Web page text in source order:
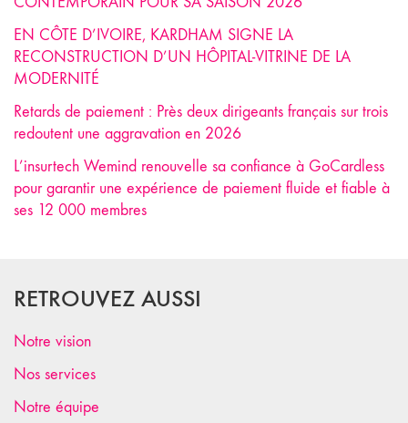
EN CÔTE D’IVOIRE, KARDHAM SIGNE LA
RECONSTRUCTION D’UN HÔPITAL-VITRINE DE LA
MODERNITÉ
Retards de paiement : Près deux dirigeants français sur trois
redoutent une aggravation en 2026
L’insurtech Wemind renouvelle sa confiance à GoCardless
pour garantir une expérience de paiement fluide et fiable à
ses 12 000 membres
RETROUVEZ AUSSI
Notre vision
Nos services
Notre équipe